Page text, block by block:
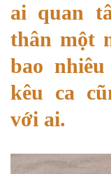
ai quan
thân một
bao
kêu ca
với ai.